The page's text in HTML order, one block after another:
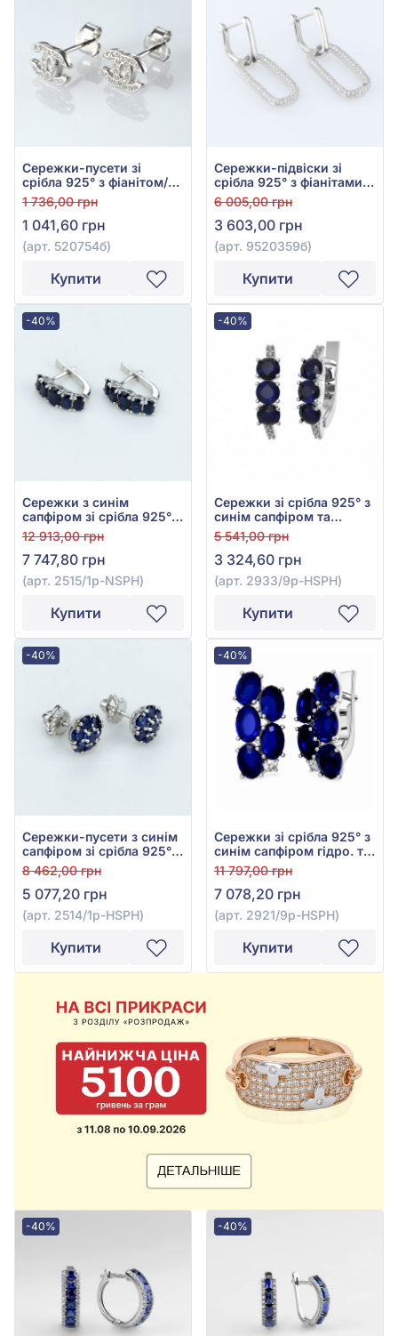
Сережки-пусети зі
срібла 925° з фіанітом/
куб.цирконієм, арт.
520754б
1 736,00 грн
1 041,60 грн
(арт. 520754б)
Купити
Сережки-підвіски зі
срібла 925° з фіанітами,
арт. 9520359б
6 005,00 грн
3 603,00 грн
(арт. 9520359б)
Купити
-40%
Сережки з синім
сапфіром зі срібла 925°,
арт. 2515/1р-NSPH
12 913,00 грн
7 747,80 грн
(арт. 2515/1р-NSPH)
Купити
-40%
Сережки зі срібла 925° з
синім сапфіром та
фіанітом, арт. 2933/9р-
HSPH
5 541,00 грн
3 324,60 грн
(арт. 2933/9р-HSPH)
Купити
-40%
Сережки-пусети з синім
сапфіром зі срібла 925°,
арт. 2514/1р-HSPH
8 462,00 грн
5 077,20 грн
(арт. 2514/1р-HSPH)
Купити
-40%
Сережки зі срібла 925° з
синім сапфіром гідро. та
фіанітом/куб.цирконієм,
арт. 2921/9р-HSPH
11 797,00 грн
7 078,20 грн
(арт. 2921/9р-HSPH)
Купити
-40% -40%